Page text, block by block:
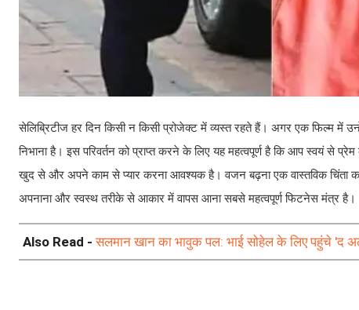
सेलिब्रिटीज हर दिन किसी न किसी प्रोजेक्ट में व्यस्त रहते हैं। अगर एक फिल्म में
निभाना है। इस परिवर्तन को प्राप्त करने के लिए यह महत्वपूर्ण है कि आप स्वयं से
खुद से और अपने काम से प्यार करना आवश्यक है। वजन बढ़ना एक वास्तविक चिंता का
अपनाना और स्वस्थ तरीके से आकार में वापस आना सबसे महत्वपूर्ण फिटनेस मंत्र है।
Also Read -सलमान खान का भावुक पल: भाई सोहेल के लिए पहुंचे 'द